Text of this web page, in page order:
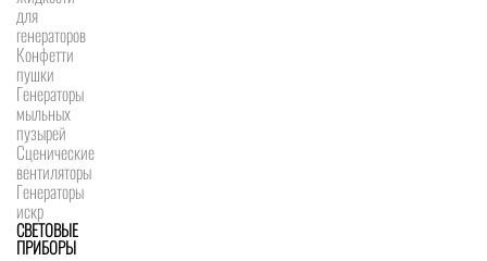
для
генераторов
Конфетти
пушки
Генераторы
мыльных
пузырей
Сценические
вентиляторы
Генераторы
искр
СВЕТОВЫЕ
ПРИБОРЫ